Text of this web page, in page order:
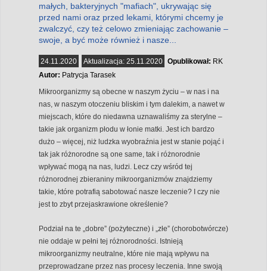
małych, bakteryjnych "mafiach", ukrywając się
przed nami oraz przed lekami, którymi chcemy je
zwalczyć, czy też celowo zmieniając zachowanie –
swoje, a być może również i nasze...
24.11.2020 Aktualizacja: 25.11.2020 Opublikował: RK
Autor: Patrycja Tarasek
Mikroorganizmy są obecne w naszym życiu – w nas i na
nas, w naszym otoczeniu bliskim i tym dalekim, a nawet w
miejscach, które do niedawna uznawaliśmy za sterylne –
takie jak organizm płodu w łonie matki. Jest ich bardzo
dużo – więcej, niż ludzka wyobraźnia jest w stanie pojąć i
tak jak różnorodne są one same, tak i różnorodnie
wpływać mogą na nas, ludzi. Lecz czy wśród tej
różnorodnej zbieraniny mikroorganizmów znajdziemy
takie, które potrafią sabotować nasze leczenie? I czy nie
jest to zbyt przejaskrawione określenie?
Podział na te „dobre” (pożyteczne) i „złe” (chorobotwórcze)
nie oddaje w pełni tej różnorodności. Istnieją
mikroorganizmy neutralne, które nie mają wpływu na
przeprowadzane przez nas procesy leczenia. Inne swoją